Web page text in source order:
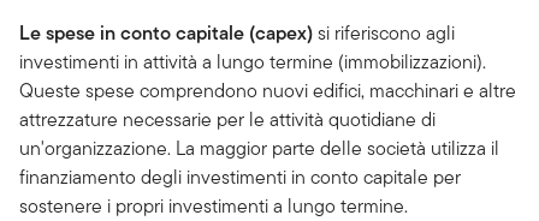
Le spese in conto capitale (capex)si riferiscono agli
investimenti in attività a lungo termine (immobilizzazioni).
Queste spese comprendono nuovi edifici, macchinari e altre
attrezzature necessarie per le attività quotidiane di
un'organizzazione. La maggior parte delle società utilizza il
finanziamento degli investimenti in conto capitale per
sostenere i propri investimenti a lungo termine.